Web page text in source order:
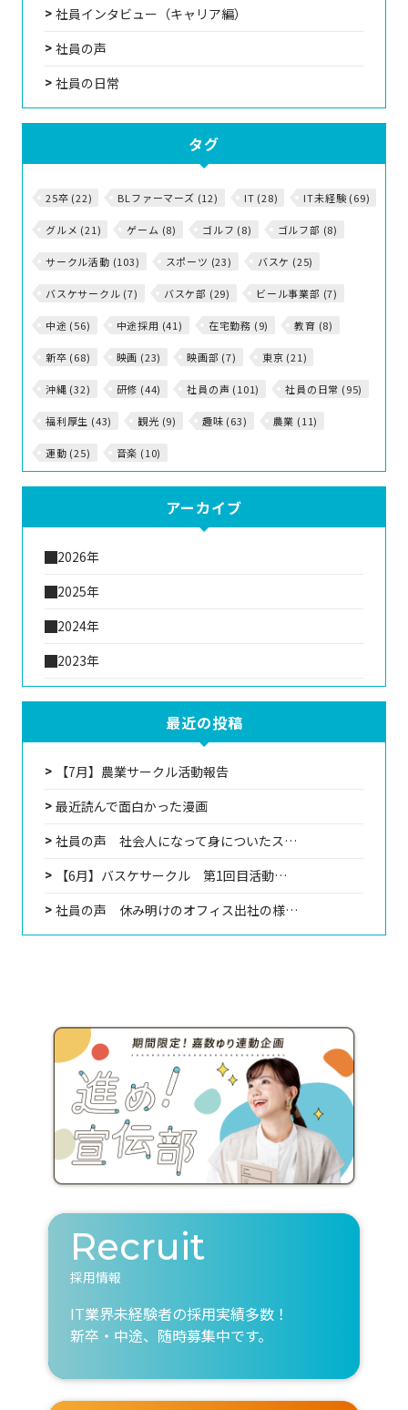
社員インタビュー（キャリア編）
社員の声
社員の日常
タグ
25卒 (22) BLファーマーズ (12) IT (28) IT未経験 (69)
グルメ (21) ゲーム (8) ゴルフ (8) ゴルフ部 (8)
サークル活動 (103) スポーツ (23) バスケ (25)
バスケサークル (7) バスケ部 (29) ビール事業部 (7)
中途 (56) 中途採用 (41) 在宅勤務 (9) 教育 (8)
新卒 (68) 映画 (23) 映画部 (7) 東京 (21)
沖縄 (32) 研修 (44) 社員の声 (101) 社員の日常 (95)
福利厚生 (43) 観光 (9) 趣味 (63) 農業 (11)
運動 (25) 音楽 (10)
アーカイブ
2026年
2025年
2024年
2023年
最近の投稿
【7月】農業サークル活動報告
最近読んで面白かった漫画
社員の声 社会人になって身についたス…
【6月】バスケサークル 第1回目活動…
社員の声 休み明けのオフィス出社の様…
Recruit
採用情報
IT業界未経験者の採用実績多数！
新卒・中途、随時募集中です。